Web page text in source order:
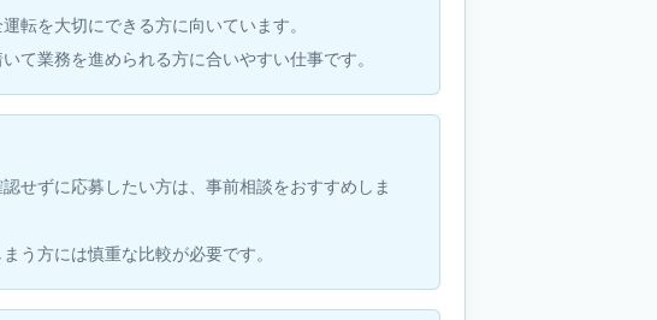
転を大切にできる方に向いています。
て業務を進められる方に合いやすい仕事です。
せずに応募したい方は、事前相談をおすすめしま
う方には慎重な比較が必要です。